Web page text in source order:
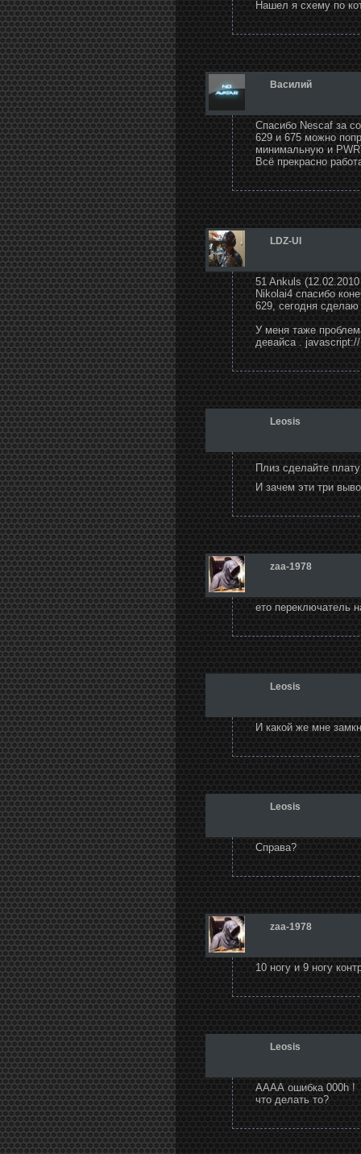
Нашел я схему по
Василий
Спасибо Nescaf за
629 и 675 можно
минимальную и
Всё прекрасно
LDZ-UI
51 Ankuls
Nikolai4 спасибо
629, сегодня
У меня таже
девайса . javascript://
Leosis
Плиз сделайте
И зачем эти три
zaa-1978
ето переключатель
Leosis
И какой же мне
Leosis
Справа?
zaa-1978
10 ногу и 9 ногу
Leosis
АААА ошибка 000h !
что делать то?